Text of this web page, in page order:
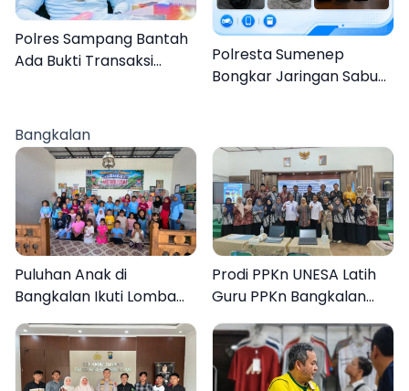
Polres Sampang Bantah
Ada Bukti Transaksi
Polresta Sumenep
Bongkar Jaringan Sabu
Bangkalan
Puluhan Anak di
Bangkalan Ikuti Lomba
Mewarnai Bertema
Liburan Keluarga
Prodi PPKn UNESA Latih
Guru PPKn Bangkalan
dengan Pembelajaran
Inovasi Teknologi